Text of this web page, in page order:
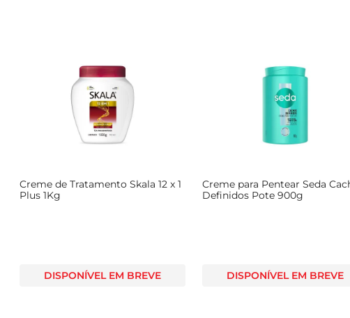
Creme de Tratamento Skala 12 x 1
Plus 1Kg
DISPONÍVEL EM BREVE
Creme para Pentear Seda
Definidos Pote 900g
DISPONÍVEL EM BREVE